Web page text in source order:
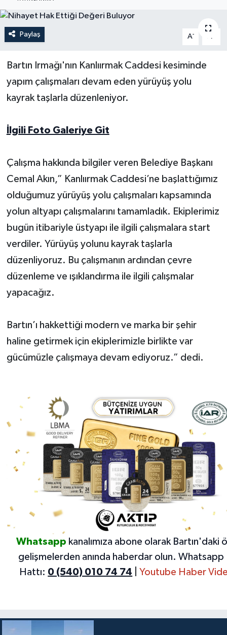
Paylaş A- A
Bartın Irmağı'nın Kanlıırmak Caddesi kesiminde
yapım çalışmaları devam eden yürüyüş yolu
kayrak taşlarla düzenleniyor.
İlgili Foto Galeriye Git
Çalışma hakkında bilgiler veren Belediye Başkanı
Cemal Akın,” Kanlıırmak Caddesi’ne başlattığımız
olduğumuz yürüyüş yolu çalışmaları kapsamında
yolun altyapı çalışmalarını tamamladık. Ekiplerimiz
bugün itibariyle üstyapı ile ilgili çalışmalara start
verdiler. Yürüyüş yolunu kayrak taşlarla
düzenliyoruz. Bu çalışmanın ardından çevre
düzenleme ve ışıklandırma ile ilgili çalışmalar
yapacağız.
Bartın’ı hakkettiği modern ve marka bir şehir
haline getirmek için ekiplerimizle birlikte var
gücümüzle çalışmaya devam ediyoruz.” dedi.
Whatsapp kanalımıza abone olarak Bartın'daki
gelişmelerden anında haberdar olun. Whatsapp
Hattı: 0 (540) 010 74 74 Youtube Haber
Sivil Toplum
Spor
Turizm
Yaşam
Yerel Yönetimler
DÜNYA
YEREL